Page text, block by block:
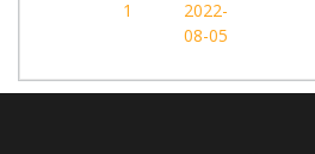
1
2022-
08-05